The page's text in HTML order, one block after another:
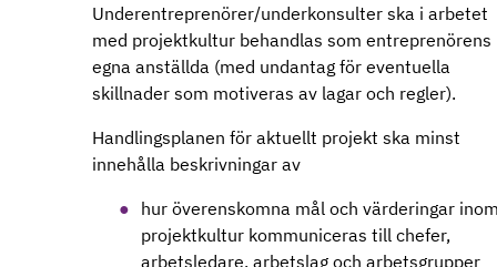
Underentreprenörer/underkonsulter ska i arbetet
med projektkultur behandlas som entreprenörens
egna anställda (med undantag för eventuella
skillnader som motiveras av lagar och regler).
Handlingsplanen för aktuellt projekt ska minst
innehålla beskrivningar av
hur överenskomna mål och värderingar
projektkultur kommuniceras till chefer,
arbetsledare, arbetslag och arbetsgrupper